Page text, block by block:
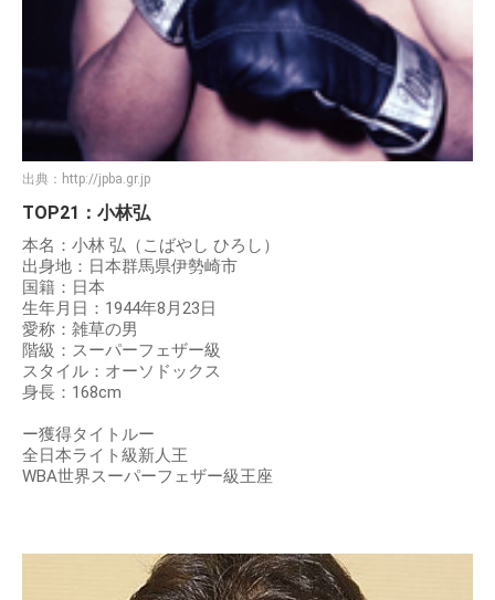
出典： http://jpba.gr.jp
TOP21：小林弘
本名：小林 弘（こばやし ひろし）
出身地：日本群馬県伊勢崎市
国籍：日本
生年月日：1944年8月23日
愛称：雑草の男
階級：スーパーフェザー級
スタイル：オーソドックス
身長：168cm
ー獲得タイトルー
全日本ライト級新人王
WBA世界スーパーフェザー級王座